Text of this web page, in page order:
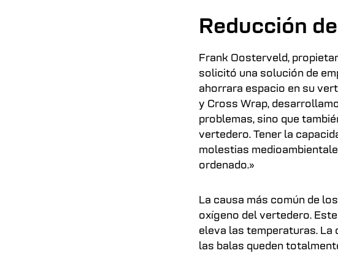
Reducción
Frank Oosterveld,
solicitó una solución de
ahorrara espacio en su
y Cross Wrap,
problemas, sino que
vertedero. Tener la
molestias
ordenado.»
La causa más común de
oxígeno del vertedero.
eleva las temperaturas.
las balas queden